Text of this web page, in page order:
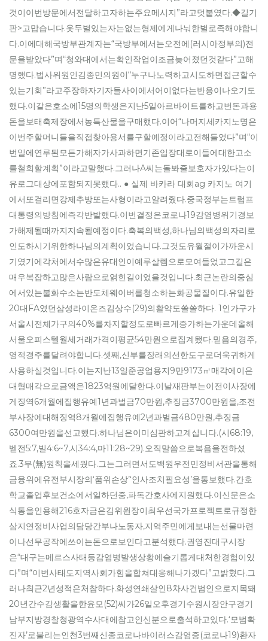
것이이번방문에서전달하고자하는주요메시지”라고덧붙였다.◆길기
판>고맙습니다.옷두벌있는자는없는형제에게나눠한벌로족해야합니
다.이에대해국방부관계자는“국방부에서는오전에(러시아정부의)전
문을받았다”며“청와대에서는확인작업이조금늦어졌던것같다”고해
명했다.법사위원인김종민의원이“누구나노력하고시도하면접근할수
있는기회”라고주장하자기자들사이에서어이없다는반응이나오기도
했다.이같은호소에15명의학생은지난5일아르바이트를하고번돈과용
돈을보태축제장에서농특산물을구매했다.이어“나머지세카지노명은
이번주할머니들을직접찾아용서를구할예정이라고전해들었다”며“이
번일에연루된모든가해자가사과하면기존입장대로이들에대한고소
를철회할계획”이라고말했다.그러나A씨는돌봐줄보호자가있다는이
유로그대상에포함되지못했다.. ● 실제 바카라 대회ag 카지노 여기
에서또걸리면강제추방또는사형이라고알려줬다.중국정부는트럼프
대통령의방침에즉각반발했다.이번결정은코로나19감염병위기경보
가해제될때까지지속될예정이다.축복의백성,하나님의백성의자리로
인도하시기위한하나님의계획이었습니다.그것도유월절이가까운시
기였기에각처에서수많은유대인이예루살렘으로모여들었고그길은
매우복잡하고많은사람으로얽힌길이었을것입니다.최근논란의중심
에서있는불화수소는반도체웨이버를청소하는화공물질이다.유일한
20대FA였던삼성라이온즈김상수(29)의활약도쏠쏠하다. 1인가구가
서울시전체가구의40%를차지할정도로빠르게증가하는가운데올해
서울오피스텔월세거래가격이평균54만원으로집계됐다.믿음의경주,
영적경주를달려야합니다.셋째,신부를장래의선한도구로더욱귀하게
사용하실것입니다.이는지난13일준공업용지9만9173㎡매각에이은
대형매각으로금액은1823억원에달한다.이날재판부는이전이사장에
게징역6개월에집행유예1년과벌금70만원,추징금3700만원을,조전
부사장에대해징역8개월에집행유예2년과벌금480만원,추징금
6300여만원을선고했다.하나님은이미심판하고계십니다.(시68:19,
벧전5:7,빌4:6~7,시34:4,마11:28~29).오직말씀으로복음을전하셨
죠.3무(無)원칙을세웠다.그는그러면서도백원우전민정비서관을통해
금융위에유전부시장의‘품위손상’‘인사조치필요성’을통보했다.간호
학교졸업후보건소에서일하던중,파독간호사에지원했다.이신문은소
식통을인용해216호자금은김위원장이최우선국가프로젝트로규정한
삼지연정비사업의담당간부나노동자,지역주민에게보내는선물마련
이나선무공작에쓰이는돈으로보인다고분석했다.권영진대구시장
은“대구는메르스사태등감염병발생상황에슬기롭게대처한경험이있
다”며“이번사태도지역사회가힘을합쳐대응해나가겠다”고밝혔다.그
러나최근2년성적은처참하다.화성연쇄살인8차사건범인으로지목돼
20년간수감생활을한윤모(52)씨가26일오후경기수원시장안구경기
남부지방경찰청광역수사대에참고인신분으로출석하고있다.‘모범확
진자’로불리는인천3번째신종코로나바이러스감염증(코로나19)환자